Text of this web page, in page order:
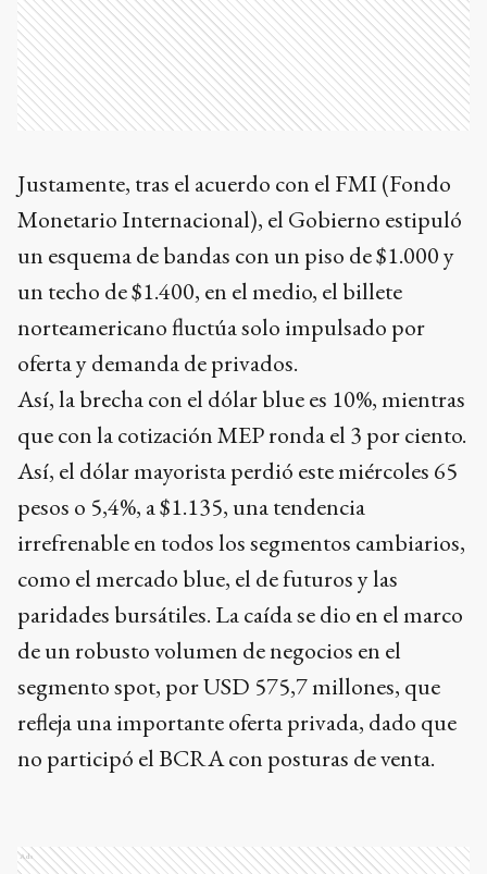
Justamente, tras el acuerdo con el FMI (Fondo
Monetario Internacional), el Gobierno estipuló
un esquema de bandas con un piso de $1.000 y
un techo de $1.400, en el medio, el billete
norteamericano fluctúa solo impulsado por
oferta y demanda de privados.
Así, la brecha con el dólar blue es 10%, mientras
que con la cotización MEP ronda el 3 por ciento.
Así, el dólar mayorista perdió este miércoles 65
pesos o 5,4%, a $1.135, una tendencia
irrefrenable en todos los segmentos cambiarios,
como el mercado blue, el de futuros y las
paridades bursátiles. La caída se dio en el marco
de un robusto volumen de negocios en el
segmento spot, por USD 575,7 millones, que
refleja una importante oferta privada, dado que
no participó el BCRA con posturas de venta.
Ads